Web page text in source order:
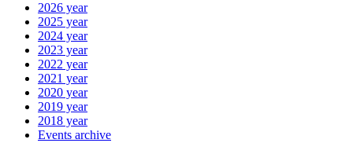
2026 year
2025 year
2024 year
2023 year
2022 year
2021 year
2020 year
2019 year
2018 year
Events archive